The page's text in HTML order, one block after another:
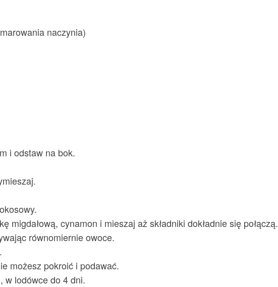
naczynia)
i odstaw na bok.
migdałową, cynamon i mieszaj aż składniki dokładnie się połączą.
równomiernie owoce.
możesz pokroić i podawać.
w lodówce do 4 dni.